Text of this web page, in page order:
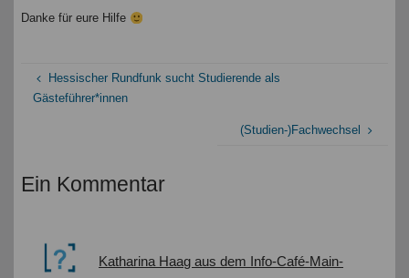
Danke für eure Hilfe
Hessischer Rundfunk sucht Studierende als
Gästeführer*innen
(Studien-)Fachwechsel
Ein Kommentar
Katharina Haag aus dem Info-Café-Main-